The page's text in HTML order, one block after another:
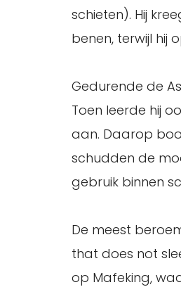
schieten). Hij
benen, terwijl hij
Gedurende de
Toen leerde hij
aan. Daarop
schudden de
gebruik binnen
De meest
that does not
op Mafeking,